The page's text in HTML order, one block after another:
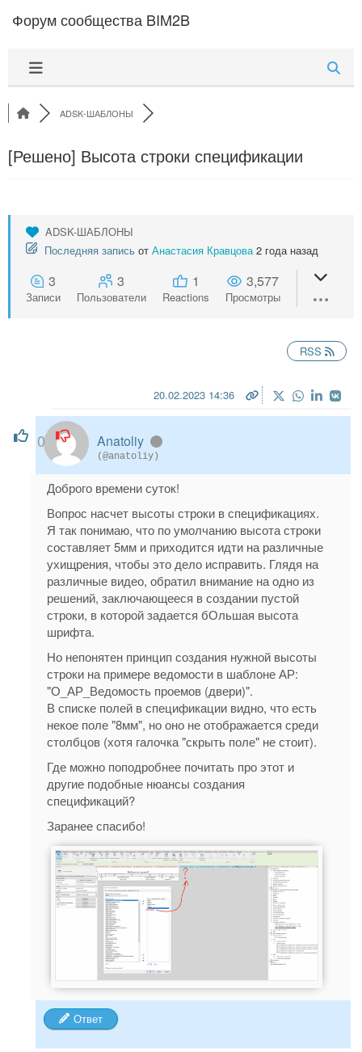
Форум сообщества BIM2B
ADSK-ШАБЛОНЫ
[Решено] Высота строки спецификации
ADSK-ШАБЛОНЫ
Последняя запись от Анастасия Кравцова 2 года назад
3
Записи
3
Пользователи
1
Reactions
3,577
Просмотры
RSS
0
20.02.2023 14:36
Anatoliy
(@anatoliy)
Доброго времени суток!
Вопрос насчет высоты строки в спецификациях.
Я так понимаю, что по умолчанию высота строки
составляет 5мм и приходится идти на различные
ухищрения, чтобы это дело исправить. Глядя на
различные видео, обратил внимание на одно из
решений, заключающееся в создании пустой
строки, в которой задается бОльшая высота
шрифта.
Но непонятен принцип создания нужной высоты
строки на примере ведомости в шаблоне АР:
"О_АР_Ведомость проемов (двери)".
В списке полей в спецификации видно, что есть
некое поле "8мм", но оно не отображается среди
столбцов (хотя галочка "скрыть поле" не стоит).
Где можно поподробнее почитать про этот и
другие подобные нюансы создания
спецификаций?
Заранее спасибо!
Ответ